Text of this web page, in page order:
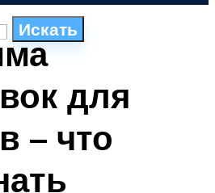
Искать
для
– что